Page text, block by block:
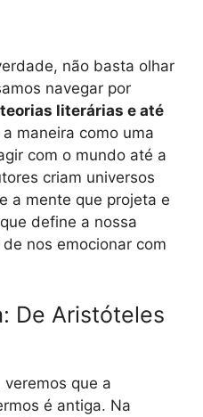
não basta olhar
navegar por
literárias e até
maneira como uma
com o mundo até a
criam universos
a mente que projeta e
define a nossa
nos emocionar com
De Aristóteles
que a
é antiga. Na